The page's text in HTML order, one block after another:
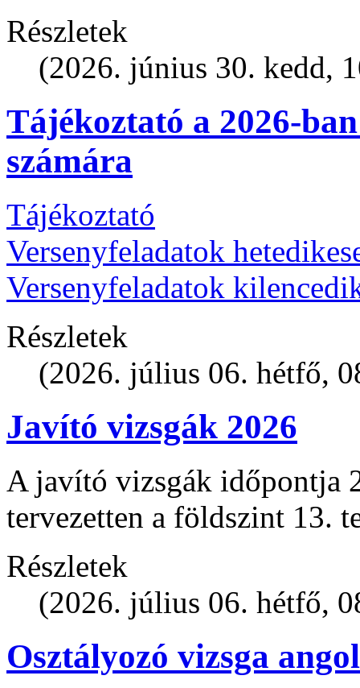
Részletek
(2026. június 30. kedd,
Tájékoztató a 2026-
számára
Tájékoztató
Versenyfeladatok
Versenyfeladatok
Részletek
(2026. július 06. hétfő,
Javító vizsgák 2026
A javító vizsgák időpontja
tervezetten a földszint 13.
Részletek
(2026. július 06. hétfő,
Osztályozó vizsga